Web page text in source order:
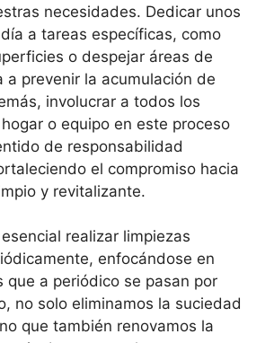
necesidades. Dedicar unos
a tareas específicas, como
o despejar áreas de
a prevenir la acumulación de
involucrar a todos los
o equipo en este proceso
de responsabilidad
el compromiso hacia
y revitalizante.
realizar limpiezas
enfocándose en
que a periódico se pasan por
no solo eliminamos la suciedad
que también renovamos la